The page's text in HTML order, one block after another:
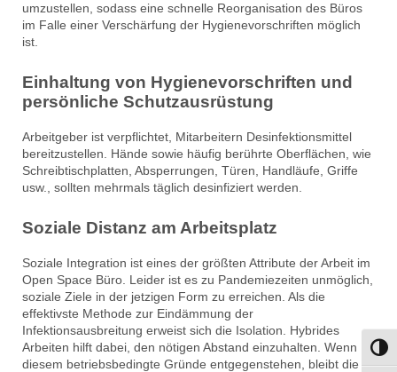
umzustellen, sodass eine schnelle Reorganisation des Büros
im Falle einer Verschärfung der Hygienevorschriften möglich
ist.
Einhaltung von Hygienevorschriften und
persönliche Schutzausrüstung
Arbeitgeber ist verpflichtet, Mitarbeitern Desinfektionsmittel
bereitzustellen. Hände sowie häufig berührte Oberflächen, wie
Schreibtischplatten, Absperrungen, Türen, Handläufe, Griffe
usw., sollten mehrmals täglich desinfiziert werden.
Soziale Distanz am Arbeitsplatz
Soziale Integration ist eines der größten Attribute der Arbeit im
Open Space Büro. Leider ist es zu Pandemiezeiten unmöglich,
soziale Ziele in der jetzigen Form zu erreichen. Als die
effektivste Methode zur Eindämmung der
Infektionsausbreitung erweist sich die Isolation. Hybrides
Arbeiten hilft dabei, den nötigen Abstand einzuhalten. Wenn
diesem betriebsbedingte Gründe entgegenstehen, bleibt die